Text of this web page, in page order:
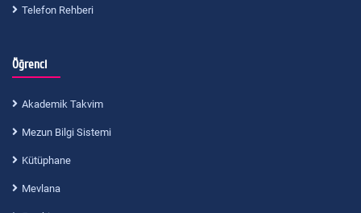
Telefon Rehberi
Öğrenci
Akademik Takvim
Mezun Bilgi Sistemi
Kütüphane
Mevlana